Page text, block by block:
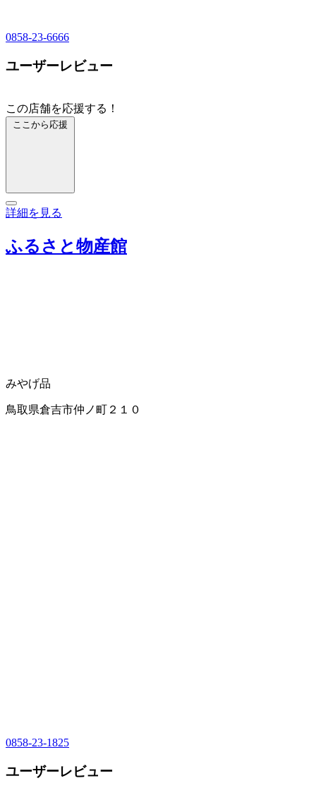
0858-23-6666
ユーザーレビュー
この店舗を応援する！
ここから応援
詳細を見る
ふるさと物産館
みやげ品
鳥取県倉吉市仲ノ町２１０
0858-23-1825
ユーザーレビュー